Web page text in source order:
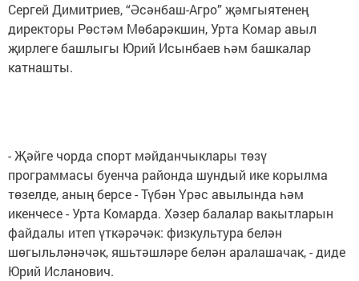
Сергей Димитриев, “Әсәнбаш-Агро” җәмгыятенең
директоры Рөстәм Мөбарәкшин, Урта Комар авыл
җирлеге башлыгы Юрий Исынбаев һәм башкалар
катнашты.
- Җәйге чорда спорт мәйданчыклары төзү
программасы буенча районда шундый ике корылма
төзелде, аның берсе - Түбән Үрәс авылында һәм
икенчесе - Урта Комарда. Хәзер балалар вакытларын
файдалы итеп үткәрәчәк: физкультура белән
шөгыльләнәчәк, яшьтәшләре белән аралашачак, - диде
Юрий Исланович.